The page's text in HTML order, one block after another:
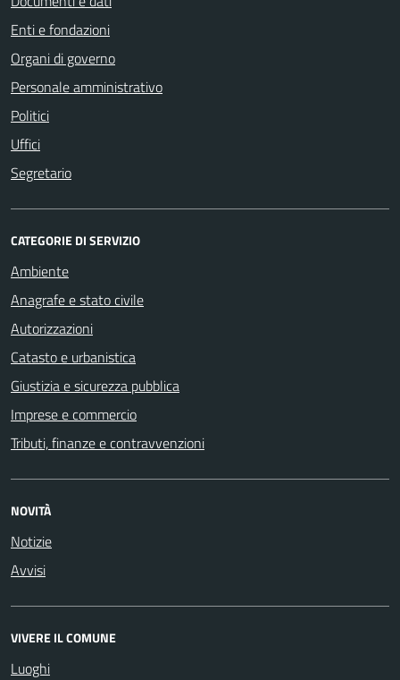
Enti e fondazioni
Organi di governo
Personale amministrativo
Politici
Uffici
Segretario
CATEGORIE DI SERVIZIO
Ambiente
Anagrafe e stato civile
Autorizzazioni
Catasto e urbanistica
Giustizia e sicurezza pubblica
Imprese e commercio
Tributi, finanze e contravvenzioni
NOVITÀ
Notizie
Avvisi
VIVERE IL COMUNE
Luoghi